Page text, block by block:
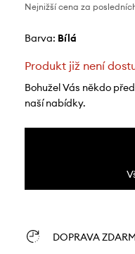
Nejnižší cena za
Barva: bílá
Produkt již není
Bohužel Vás někdo
naší nabídky.
DOPRAVA